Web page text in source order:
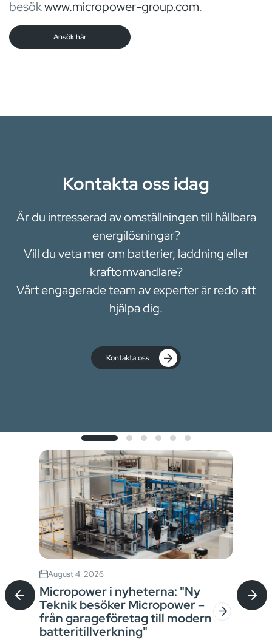
besökwww.micropower-group.com.
Ansök här
Kontakta oss idag
Är du intresserad av omställningen till hållbara
energilösningar?
Vill du veta mer om batterier, laddning eller
kraftomvandlare?
Vårt engagerade team av experter är redo att
hjälpa dig.
Kontakta oss
August 4, 2026
Micropower i nyheterna: "Ny
Teknik besöker Micropower –
från garageföretag till modern
batteritillverkning"